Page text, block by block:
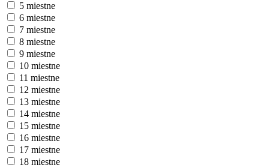
5 miestne
6 miestne
7 miestne
8 miestne
9 miestne
10 miestne
11 miestne
12 miestne
13 miestne
14 miestne
15 miestne
16 miestne
17 miestne
18 miestne